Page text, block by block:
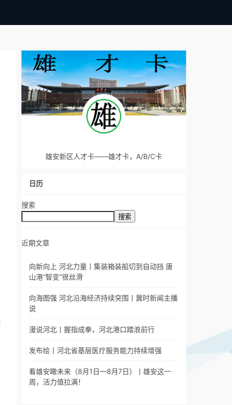
雄安新区人才卡——雄才卡，A/B/C卡
日历
搜索
搜索
近期文章
向新向上 河北力量丨集装箱装船切到自动挡 唐
山港“智变”很丝滑
向海图强 河北沿海经济持续突围丨冀时新闻主播
说
漫说河北丨握指成拳，河北港口踏浪前行
发布绘丨河北省基层医疗服务能力持续增强
看雄安瞰未来（8月1日—8月7日）丨雄安这一
周，活力值拉满！